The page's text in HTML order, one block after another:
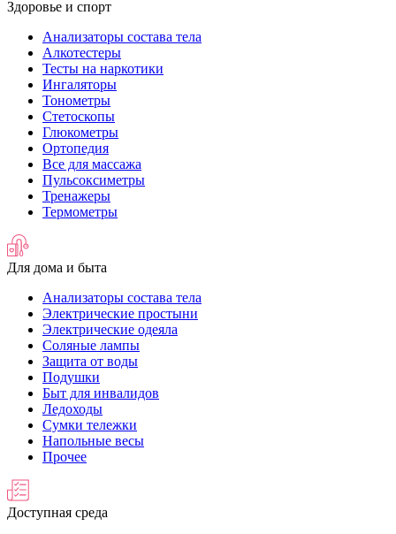
Здоровье и спорт
Анализаторы состава тела
Алкотестеры
Тесты на наркотики
Ингаляторы
Тонометры
Стетоскопы
Глюкометры
Ортопедия
Все для массажа
Пульсоксиметры
Тренажеры
Термометры
Для дома и быта
Анализаторы состава тела
Электрические простыни
Электрические одеяла
Соляные лампы
Защита от воды
Подушки
Быт для инвалидов
Ледоходы
Сумки тележки
Напольные весы
Прочее
Доступная среда